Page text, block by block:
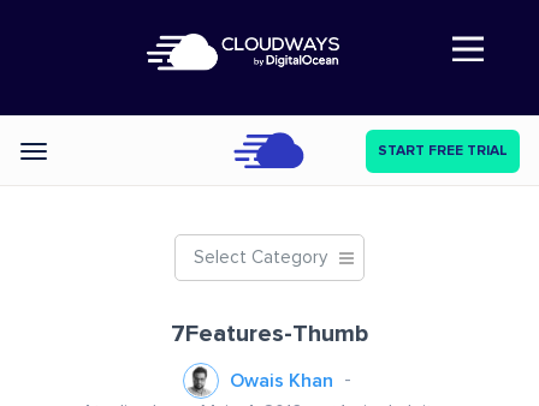
Abre a navegação
Categories START FREE TRIAL
Select Category
7Features-Thumb
Owais Khan